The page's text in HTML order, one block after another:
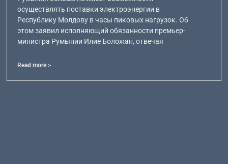
осуществлять поставки электроэнергии в
Республику Молдову в часы пиковых нагрузок. Об
этом заявил исполняющий обязанности премьер-
министра Румынии Илие Боложан, отвечая
Read more >